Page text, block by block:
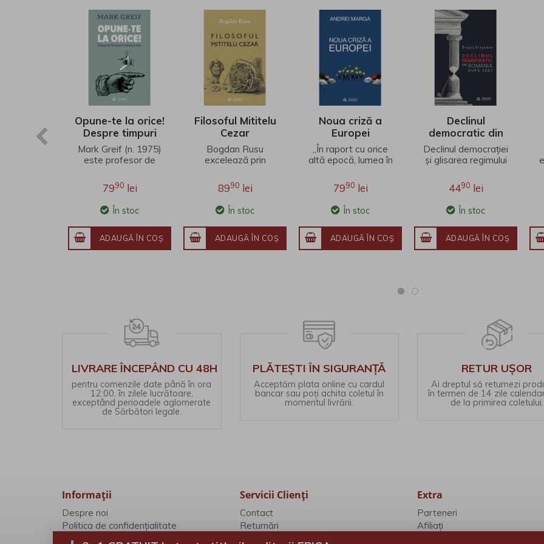
Opune-te la orice!
Despre timpuri
nesincere
Mark Greif (n. 1975)
este profesor de
Universitatea
Stanford. Fineţea
observaţ..
7990 lei
În stoc
ADAUGĂ ÎN COŞ
Filosoful Mititelu
Cezar
Bogdan Rusu
excelează prin
interpretări care
îmbină erudiția
filosofică,
investigația j..
8990 lei
În stoc
ADAUGĂ ÎN COŞ
Noua criză a
Europei
„În raport cu orice
altă epocă, lumea în
diferită. Concentrări
de putere
industrială..
7990 lei
În stoc
ADAUGĂ ÎN COŞ
Declinul
democratic din
România dupa
2007
Declinul democrației
și glisarea regimului
spre autoritarism în
perioada care a urm..
4490 lei
În stoc
ADAUGĂ ÎN COŞ
LIVRARE ÎNCEPÂND CU 48H
pentru comenzile date până în ora
12:00, în zilele lucrătoare,
exceptând perioadele aglomerate
de Sărbători legale.
PLĂTEȘTI ÎN SIGURANȚĂ
Acceptăm plata online cu cardul
bancar sau poți achita coletul în
momentul livrării.
RETUR UȘOR
Ai dreptul să returnezi
în termen de 14 zile
de la primirea coletului.
Informaţii
Despre noi
Politica de confidențialitate
Politica fișierelor cookie
Servicii Clienţi
Contact
Returnări
Extra
Parteneri
Afiliaţi